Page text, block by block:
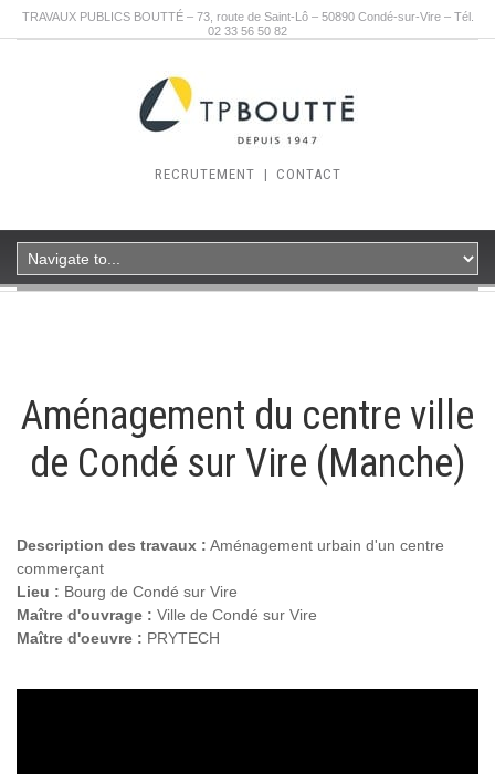
TRAVAUX PUBLICS BOUTTÉ – 73, route de Saint-Lô – 50890 Condé-sur-Vire – Tél.
02 33 56 50 82
RECRUTEMENT | CONTACT
Aménagement du centre ville
de Condé sur Vire (Manche)
Description des travaux : Aménagement urbain d'un centre
commerçant
Lieu : Bourg de Condé sur Vire
Maître d'ouvrage : Ville de Condé sur Vire
Maître d'oeuvre : PRYTECH